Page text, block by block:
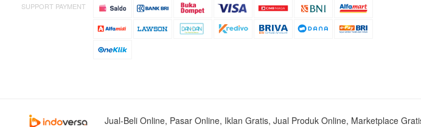
SUPPORT PAYMENT
Jual-Beli Online, Pasar Online, Iklan Gratis, Jual Produk Online, Marketplace